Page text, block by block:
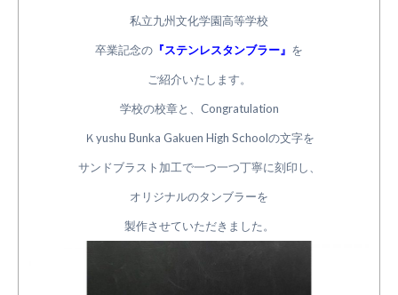
私立九州文化学園高等学校
卒業記念の 『ステンレスタンブラー』 を
ご紹介いたします。
学校の校章と、Congratulation
Ｋyushu Bunka Gakuen High Schoolの文字を
サンドブラスト加工で一つ一つ丁寧に刻印し、
オリジナルのタンブラーを
製作させていただきました。